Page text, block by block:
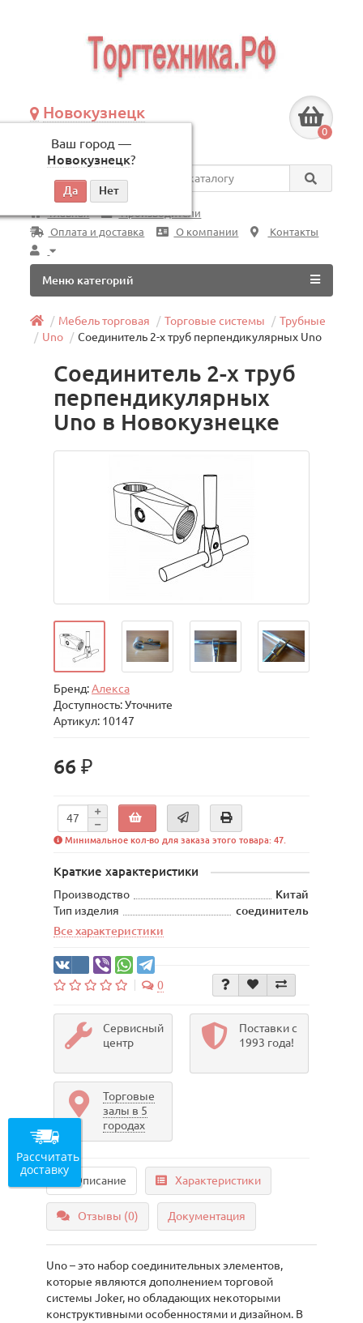
Новокузнецк
Ваш город —
Новокузнецк?
по будням, с 09:00 до 18:00
0
Везде
Главная
Производители
Оплата и доставка
О компании Контакты
Меню категорий
Мебель торговая Торговые системы
Трубные
Uno
Соединитель 2-х труб перпендикулярных Uno
Соединитель 2-х труб
перпендикулярных
Uno в Новокузнецке
Бренд:Алекса
Доступность: Уточните
Артикул: 10147
66 ₽
Минимальное кол-во для заказа этого товара: 47.
Краткие характеристики
Производство
Китай
Тип изделия
соединитель
Все характеристики
0
Сервисный
центр
Поставки с
1993 года!
Торговые
залы в 5
городах
Описание Характеристики
Отзывы (0) Документация
Uno – это набор соединительных элементов,
которые являются дополнением торговой
системы Joker, но обладающих некоторыми
конструктивными особенностями и дизайном. В
Рассчитать
доставку